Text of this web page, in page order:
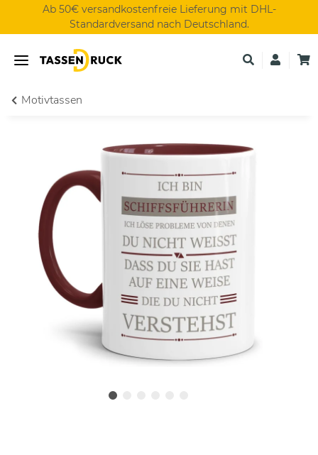
Ab 50€ versandkostenfreie Lieferung mit DHL-
Standardversand nach Deutschland.
Motivtassen